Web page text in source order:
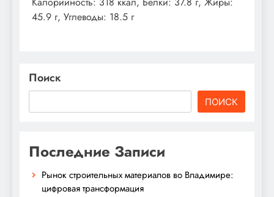
45.9 г, Углеводы: 18.5 г
Поиск
ПОИСК
Последние Записи
Рынок строительных материалов во Владимире:
цифровая трансформация